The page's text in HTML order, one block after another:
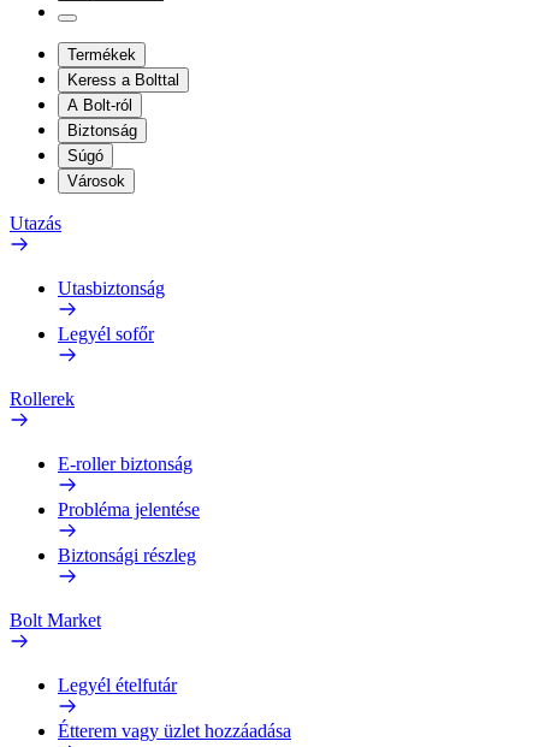
Termékek
Keress a Bolttal
A Bolt-ról
Biztonság
Súgó
Városok
Utazás
Utasbiztonság
Legyél sofőr
Rollerek
E-roller biztonság
Probléma jelentése
Biztonsági részleg
Bolt Market
Legyél ételfutár
Étterem vagy üzlet hozzáadása